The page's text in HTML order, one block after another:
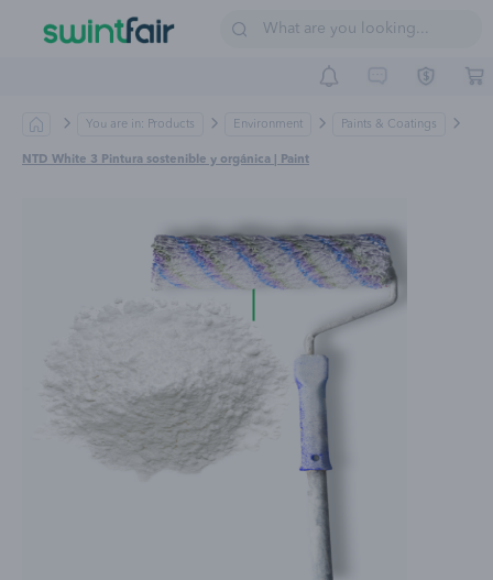
Sell on Swintfair Buyer Central Suppliers
You are in: Products Environment Paints & Coatings
NTD White 3 Pintura sostenible y orgánica | Paint